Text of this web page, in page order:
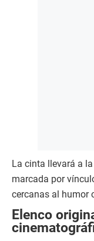
La cinta llevará a
marcada por
cercanas al humor
Elenco